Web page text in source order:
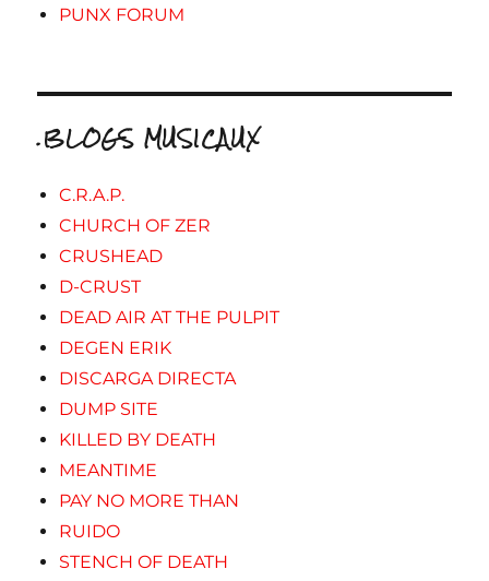
PUNX FORUM
.BLOGS MUSICAUX
C.R.A.P.
CHURCH OF ZER
CRUSHEAD
D-CRUST
DEAD AIR AT THE PULPIT
DEGEN ERIK
DISCARGA DIRECTA
DUMP SITE
KILLED BY DEATH
MEANTIME
PAY NO MORE THAN
RUIDO
STENCH OF DEATH